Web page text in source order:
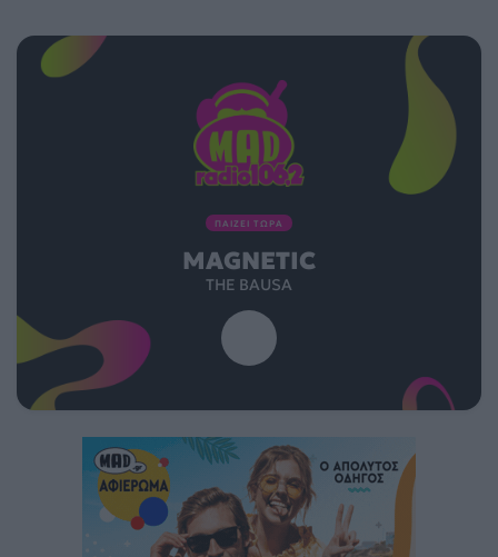
ΠΑΙΖΕΙ ΤΩΡΑ
MAGNETIC
THE BAUSA